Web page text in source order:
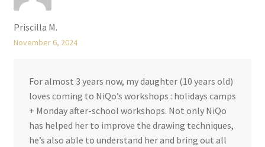
Priscilla M.
November 6, 2024
For almost 3 years now, my daughter (10 years old)
loves coming to NiQo’s workshops : holidays camps
+ Monday after-school workshops. Not only NiQo
has helped her to improve the drawing techniques,
he’s also able to understand her and bring out all